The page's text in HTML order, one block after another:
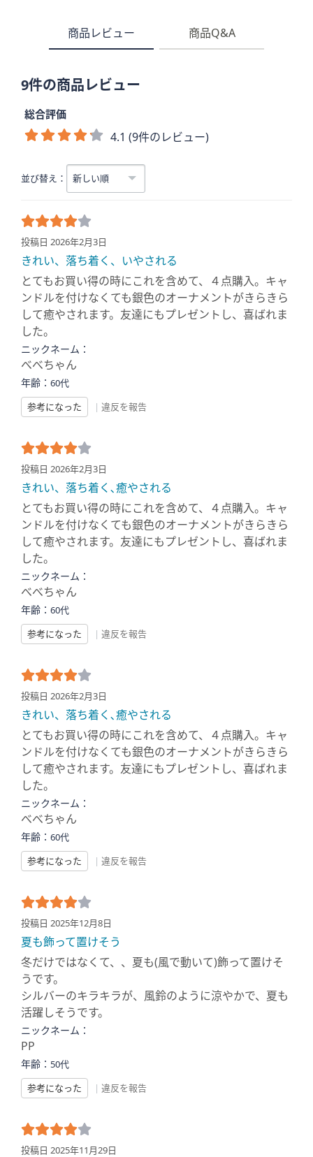
商品レビュー 商品Q&A
9件の商品レビュー
総合評価
4.1 (9件のレビュー)
並び替え：
投稿日 2026年2月3日
きれい、落ち着く、いやされる
とてもお買い得の時にこれを含めて、４点購入。キャ
ンドルを付けなくても銀色のオーナメントがきらきら
して癒やされます。友達にもプレゼントし、喜ばれま
した。
ニックネーム：
べべちゃん
年齢： 60代
参考になった
| 違反を報告
投稿日 2026年2月3日
きれい、落ち着く､癒やされる
とてもお買い得の時にこれを含めて、４点購入。キャ
ンドルを付けなくても銀色のオーナメントがきらきら
して癒やされます。友達にもプレゼントし、喜ばれま
した。
ニックネーム：
べべちゃん
年齢： 60代
参考になった
| 違反を報告
投稿日 2026年2月3日
きれい、落ち着く､癒やされる
とてもお買い得の時にこれを含めて、４点購入。キャ
ンドルを付けなくても銀色のオーナメントがきらきら
して癒やされます。友達にもプレゼントし、喜ばれま
した。
ニックネーム：
べべちゃん
年齢： 60代
参考になった
| 違反を報告
投稿日 2025年12月8日
夏も飾って置けそう
冬だけではなくて、、夏も(風で動いて)飾って置けそ
うです。
シルバーのキラキラが、風鈴のように涼やかで、夏も
活躍しそうです。
ニックネーム：
PP
年齢： 50代
参考になった
| 違反を報告
投稿日 2025年11月29日